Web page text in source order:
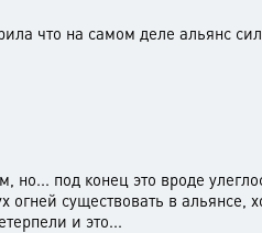
что на самом деле альянс
под конец это вроде
существовать в альянсе,
и это...